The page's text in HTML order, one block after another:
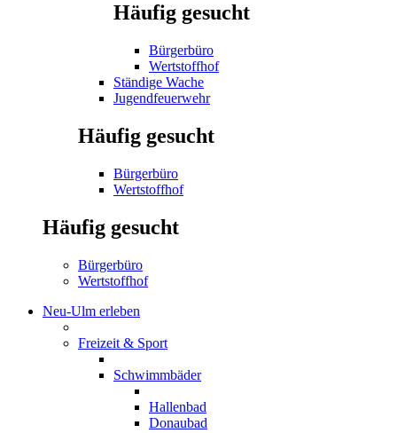
Häufig gesucht
Bürgerbüro
Wertstoffhof
Ständige Wache
Jugendfeuerwehr
Häufig gesucht
Bürgerbüro
Wertstoffhof
Häufig gesucht
Bürgerbüro
Wertstoffhof
Neu-Ulm erleben
Freizeit & Sport
Schwimmbäder
Hallenbad
Donaubad